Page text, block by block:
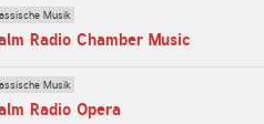
Musik
Radio Chamber Music
Musik
Radio Opera